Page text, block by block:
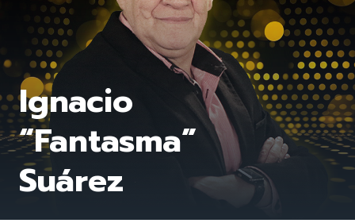
Ignacio
“Fantasma”
Suárez